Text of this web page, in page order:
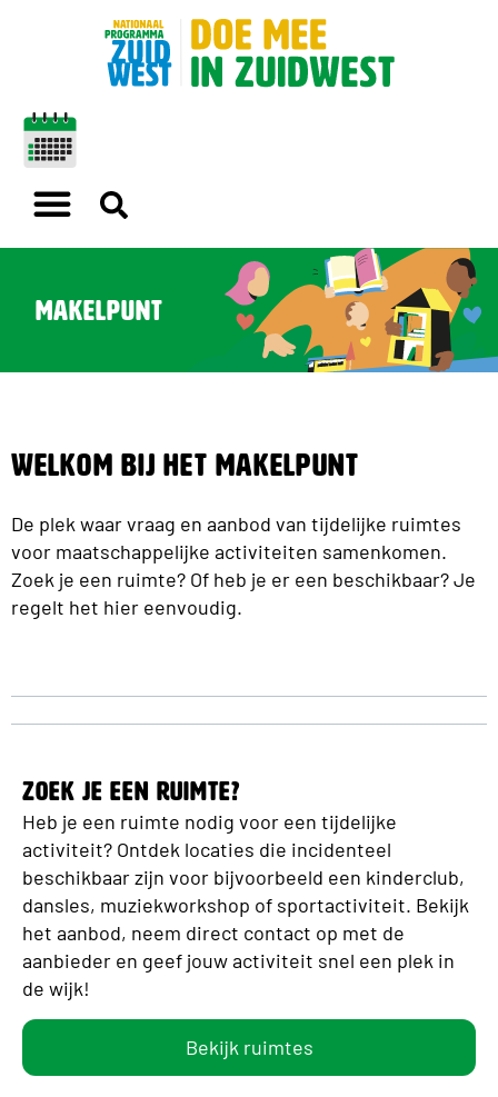
Makelpunt
Welkom bij het Makelpunt
De plek waar vraag en aanbod van tijdelijke ruimtes
voor maatschappelijke activiteiten samenkomen.
Zoek je een ruimte? Of heb je er een beschikbaar? Je
regelt het hier eenvoudig.
Zoek je een ruimte?
Heb je een ruimte nodig voor een tijdelijke
activiteit? Ontdek locaties die incidenteel
beschikbaar zijn voor bijvoorbeeld een kinderclub,
dansles, muziekworkshop of sportactiviteit. Bekijk
het aanbod, neem direct contact op met de
aanbieder en geef jouw activiteit snel een plek in
de wijk!
Bekijk ruimtes